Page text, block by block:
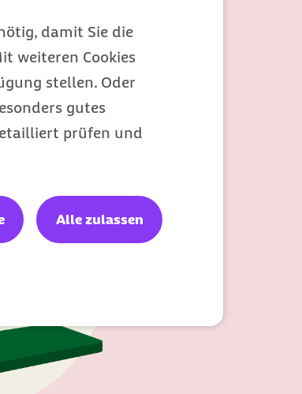
damit Sie die
weiteren Cookies
stellen. Oder
gutes
prüfen und
Alle zulassen